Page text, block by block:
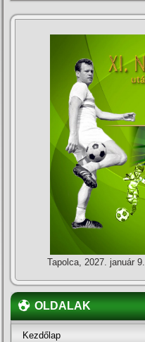
Tapolca, 2027. január 9.
OLDALAK
Kezdőlap